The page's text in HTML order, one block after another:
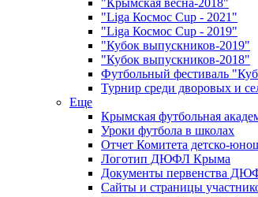
"Крымская весна-2018"
"Liga Космос Cup - 2021"
"Liga Космос Cup - 2019"
"Кубок выпускников-2019"
"Кубок выпускников-2018"
Футбольный фестиваль
Турнир среди дворовых и
Еще
Крымская футбольная
Уроки футбола в школах
Отчет Комитета детско-
Логотип ДЮФЛ Крыма
Документы первенства
Сайты и страницы